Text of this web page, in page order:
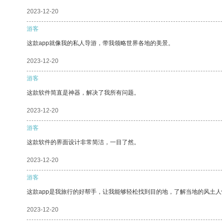
2023-12-20
游客
这款app就像我的私人导游，带我领略世界各地的美景。
2023-12-20
游客
这款软件简直是神器，解决了我所有问题。
2023-12-20
游客
这款软件的界面设计非常简洁，一目了然。
2023-12-20
游客
这款app是我旅行的好帮手，让我能够轻松找到目的地，了解当地的风土
2023-12-20